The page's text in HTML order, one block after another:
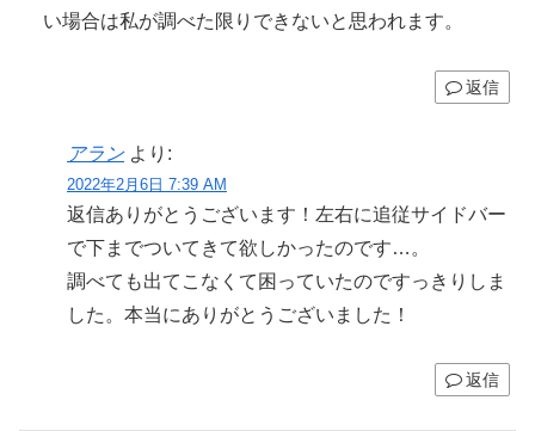
い場合は私が調べた限りできないと思われます。
返信
アラン より:
2022年2月6日 7:39 AM
返信ありがとうございます！左右に追従サイドバー
で下までついてきて欲しかったのです…。
調べても出てこなくて困っていたのですっきりしま
した。本当にありがとうございました！
返信